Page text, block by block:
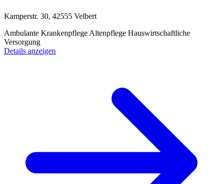
Kamperstr. 30, 42555 Velbert
Ambulante Krankenpflege Altenpflege Hauswirtschaftliche
Versorgung
Details anzeigen